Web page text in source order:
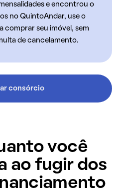
e encontrou o
no QuintoAndar, use o
comprar seu imóvel, sem
de cancelamento.
consórcio
você
ao fugir dos